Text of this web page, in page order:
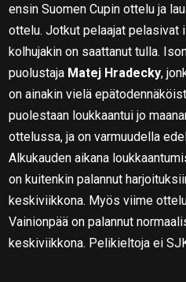
ensin Suomen Cupin ottelu ja
ottelu. Jotkut pelaajat pelasivat
kolhujakin on saattanut tulla.
puolustaja Matej Hradecky,
on ainakin vielä
puolestaan loukkaantui jo
ottelussa, ja on varmuudella
Alkukauden aikana
on kuitenkin palannut
keskiviikkona. Myös viime
Vainionpää on palannut
keskiviikkona. Pelikieltoja ei